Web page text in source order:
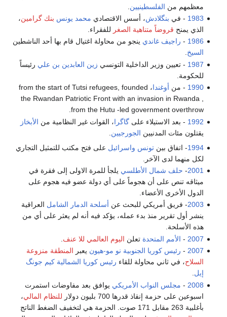
معظمهم من الفلسطينيين
1983 - في بنگلادش، أسس الاقتصادي محمد يونس بنك گرامين،
الذي يمنح قروضاً متناهية الصغر للفقراء.
1986
- ‬ راجيف‮ ‬غاندي
السيخ‮.
1987 - تعيين وزير الداخلية التونسي زين العابدين بن علي رئيساً
للحكومة.
1990 - من أوغندا
، from the start of Tutsi refugees, founded
the Rwandan Patriotic Front with an invasion in Rwanda ,
from the Hutu -led government overthrow.
1992 - بعد الاستيلاء علىگاگرا، القوات غير النظامية من الأبخاز
يقتلون مئات المدنيين الجورجيين
1994- ‬اتفاق بينتونس واسرائيل
‬لكل منهما لدى الآخر‮.‬
2001
- ‬ حلف شمال الأطلسي
‬ميثاقه تنص على أن هجوماً على أي‮ ‬دولة عضو فيه هجوم على
الدول الأخرى الأعضاء‮.‬
2003- ‬فريق أمريكي‮ ‬للبحث عن أسلحة الدمار الشامل
‬ينشر أول تقرير منذ بدء عمله،‮ ‬يؤكد فيه أنه لم‮ ‬يعثر على أي‮ ‬من
هذه الأسلحة.
2007
- الأمم المتحدة تعلن اليوم العالمي للا عنف
2007
- رئيس كوريا الجنوبية نو مو-هيون يعبر المنطقة منزوعة
السلاح، في ثاني محاولة للقاء رئيس كوريا الشمالية كيم جونگ
إيل
2008
- مجلس النواب الأمريكي يوافق بعد مفاوضات استمرت
اسبوعين على حزمة إنقاذ قدرها 700 بليون دولار
للنظام المالي،
بأغلبية 263 مقابل 171 صوت. الحزمة هي لتخفيف الضغط الناتج